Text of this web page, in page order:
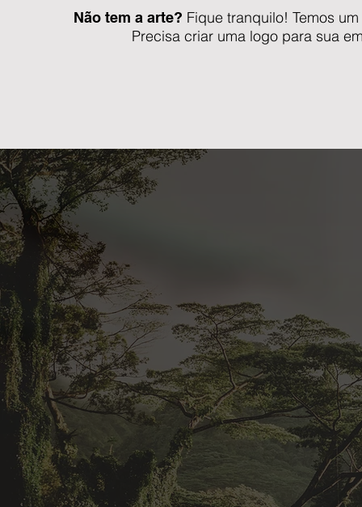
Não tem a arte? Fique tranquilo! Temos
Precisa criar uma logo para sua